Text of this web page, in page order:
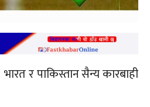
भारत र पाकिस्तान सैन्य कारबाही